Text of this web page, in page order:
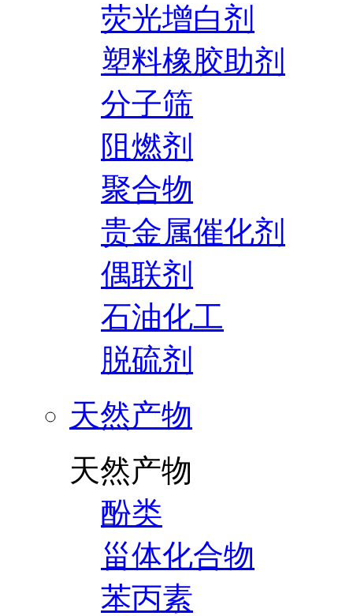
荧光增白剂
塑料橡胶助剂
分子筛
阻燃剂
聚合物
贵金属催化剂
偶联剂
石油化工
脱硫剂
天然产物
天然产物
酚类
甾体化合物
苯丙素